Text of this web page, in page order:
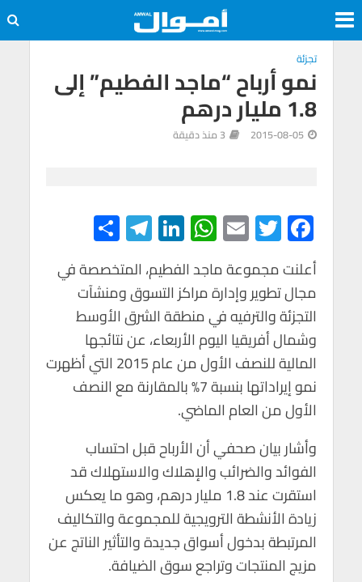
تجزئة
نمو أرباح “ماجد الفطيم” إلى
1.8 مليار درهم
2015-08-05 3 منذ دقيقة
F
ac
e
b
o
o
k
T
wi
tt
er
E
m
ail
W
h
at
s
A
p
p
Li
n
ke
dI
n
Te
le
gr
a
m
h
ar
e
أعلنت مجموعة ماجد الفطيم، المتخصصة في
مجال تطوير وإدارة مراكز التسوق ومنشآت
التجزئة والترفيه في منطقة الشرق الأوسط
وشمال أفريقيا اليوم الأربعاء، عن نتائجها
المالية للنصف الأول من عام 2015 التي أظهرت
نمو إيراداتها بنسبة 7% بالمقارنة مع النصف
الأول من العام الماضي.
وأشار بيان صحفي أن الأرباح قبل احتساب
الفوائد والضرائب والإهلاك والاستهلاك قد
استقرت عند 1.8 مليار درهم، وهو ما يعكس
زيادة الأنشطة الترويجية للمجموعة والتكاليف
المرتبطة بدخول أسواق جديدة والتأثير الناتج عن
مزيج المنتجات وتراجع سوق الضيافة.